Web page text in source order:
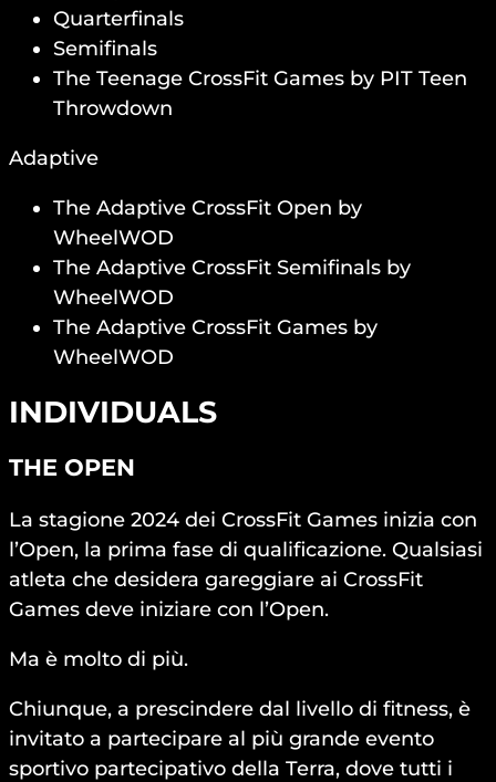
Quarterfinals
Semifinals
The Teenage CrossFit Games by PIT Teen
Throwdown
Adaptive
The Adaptive CrossFit Open by
WheelWOD
The Adaptive CrossFit Semifinals by
WheelWOD
The Adaptive CrossFit Games by
WheelWOD
INDIVIDUALS
THE OPEN
La stagione 2024 dei CrossFit Games inizia con
l’Open, la prima fase di qualificazione. Qualsiasi
atleta che desidera gareggiare ai CrossFit
Games deve iniziare con l’Open.
Ma è molto di più.
Chiunque, a prescindere dal livello di fitness, è
invitato a partecipare al più grande evento
sportivo partecipativo della Terra, dove tutti i